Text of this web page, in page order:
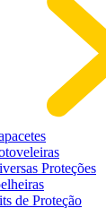
Proteções
de Proteção